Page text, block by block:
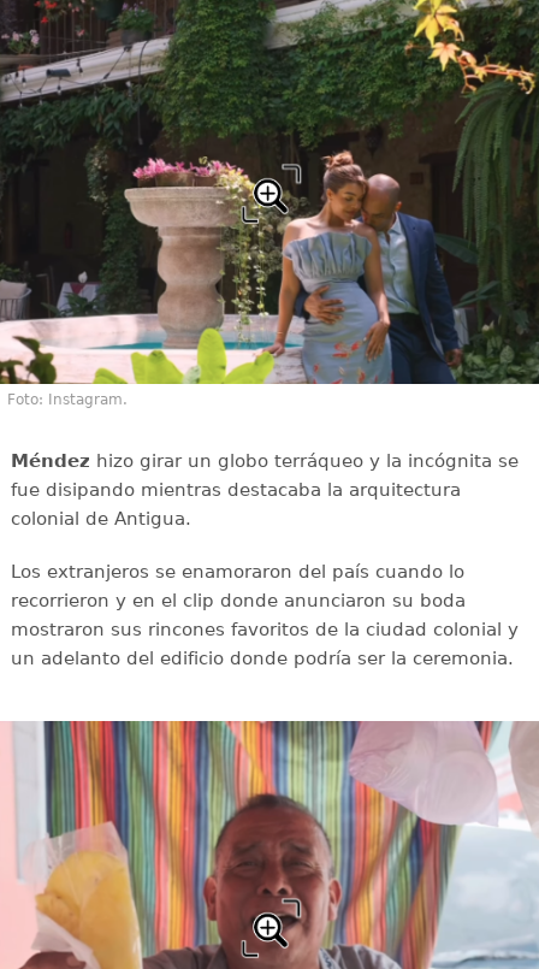
Foto: Instagram.
Méndez hizo girar un globo terráqueo y la incógnita se
fue disipando mientras destacaba la arquitectura
colonial de Antigua.
Los extranjeros se enamoraron del país cuando lo
recorrieron y en el clip donde anunciaron su boda
mostraron sus rincones favoritos de la ciudad colonial y
un adelanto del edificio donde podría ser la ceremonia.